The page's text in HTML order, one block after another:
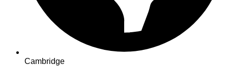
Cambridge